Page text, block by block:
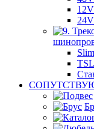
12V
24V
TSL